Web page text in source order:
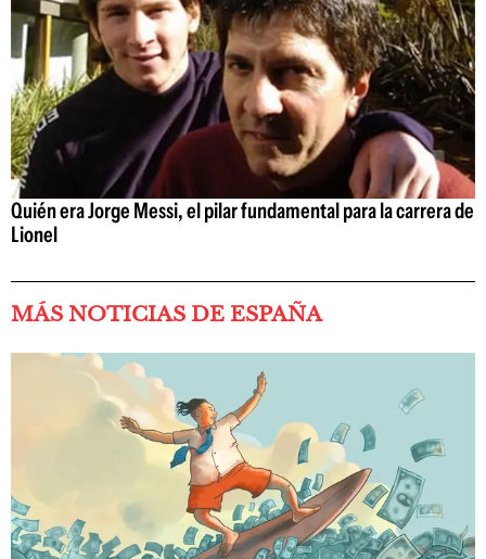
Quién era Jorge Messi, el pilar fundamental para la carrera de
Lionel
MÁS NOTICIAS DE ESPAÑA